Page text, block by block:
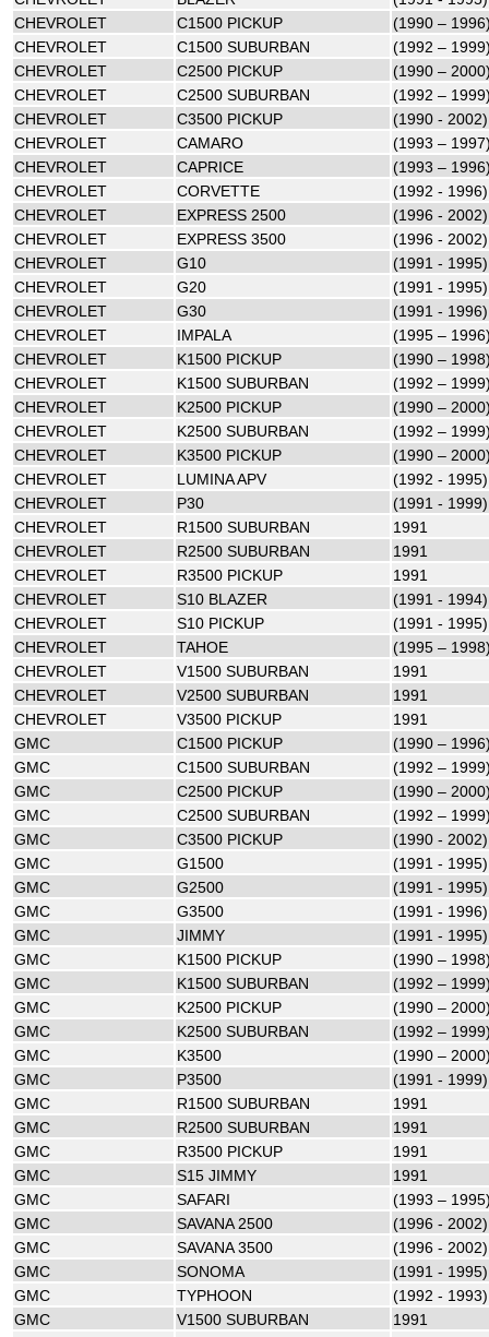
CHEVROLET
C1500 PICKUP
(1990 –
CHEVROLET
C1500 SUBURBAN
(1992 –
CHEVROLET
C2500 PICKUP
(1990 –
CHEVROLET
C2500 SUBURBAN
(1992 –
CHEVROLET
C3500 PICKUP
(1990 - 2002)
CHEVROLET
CAMARO
(1993 –
CHEVROLET
CAPRICE
(1993 –
CHEVROLET
CORVETTE
(1992 - 1996)
CHEVROLET
EXPRESS 2500
(1996 - 2002)
CHEVROLET
EXPRESS 3500
(1996 - 2002)
CHEVROLET
G10
(1991 - 1995)
CHEVROLET
G20
(1991 - 1995)
CHEVROLET
G30
(1991 - 1996)
CHEVROLET
IMPALA
(1995 –
CHEVROLET
K1500 PICKUP
(1990 –
CHEVROLET
K1500 SUBURBAN
(1992 –
CHEVROLET
K2500 PICKUP
(1990 –
CHEVROLET
K2500 SUBURBAN
(1992 –
CHEVROLET
K3500 PICKUP
(1990 –
CHEVROLET
LUMINA APV
(1992 - 1995)
CHEVROLET
P30
(1991 - 1999)
CHEVROLET
R1500 SUBURBAN
1991
CHEVROLET
R2500 SUBURBAN
1991
CHEVROLET
R3500 PICKUP
1991
CHEVROLET
S10 BLAZER
(1991 - 1994)
CHEVROLET
S10 PICKUP
(1991 - 1995)
CHEVROLET
TAHOE
(1995 –
CHEVROLET
V1500 SUBURBAN
1991
CHEVROLET
V2500 SUBURBAN
1991
CHEVROLET
V3500 PICKUP
1991
GMC
C1500 PICKUP
(1990 –
GMC
C1500 SUBURBAN
(1992 –
GMC
C2500 PICKUP
(1990 –
GMC
C2500 SUBURBAN
(1992 –
GMC
C3500 PICKUP
(1990 - 2002)
GMC
G1500
(1991 - 1995)
GMC
G2500
(1991 - 1995)
GMC
G3500
(1991 - 1996)
GMC
JIMMY
(1991 - 1995)
GMC
K1500 PICKUP
(1990 –
GMC
K1500 SUBURBAN
(1992 –
GMC
K2500 PICKUP
(1990 –
GMC
K2500 SUBURBAN
(1992 –
GMC
K3500
(1990 –
GMC
P3500
(1991 - 1999)
GMC
R1500 SUBURBAN
1991
GMC
R2500 SUBURBAN
1991
GMC
R3500 PICKUP
1991
GMC
S15 JIMMY
1991
GMC
SAFARI
(1993 –
GMC
SAVANA 2500
(1996 - 2002)
GMC
SAVANA 3500
(1996 - 2002)
GMC
SONOMA
(1991 - 1995)
GMC
TYPHOON
(1992 - 1993)
GMC
V1500 SUBURBAN
1991